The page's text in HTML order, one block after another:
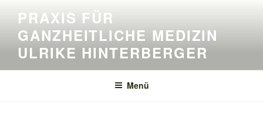
springen
PRAXIS FÜR
GANZHEITLICHE MEDIZIN
ULRIKE HINTERBERGER
Menü